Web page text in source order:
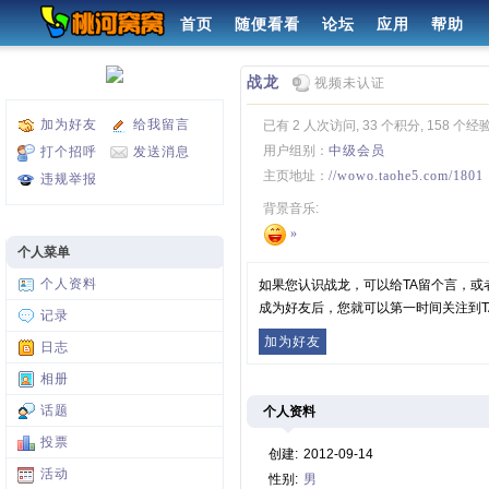
首页 随便看看 论坛 应用 帮助
加为好友
给我留言
打个招呼
发送消息
违规举报
个人菜单
个人资料
记录
日志
相册
话题
投票
活动
战龙 视频未认证
已有 2 人次访问, 33 个积分, 158 个经
用户组别： 中级会员
主页地址： //wowo.taohe5.com/1801
背景音乐:
»
如果您认识战龙，可以给TA留个言，
成为好友后，您就可以第一时间关注到
加为好友
个人资料
创建: 2012-09-14
性别: 男